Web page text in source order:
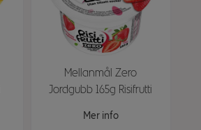
Mellanmål Zero
Jordgubb 165g Risifrutti
Mer info